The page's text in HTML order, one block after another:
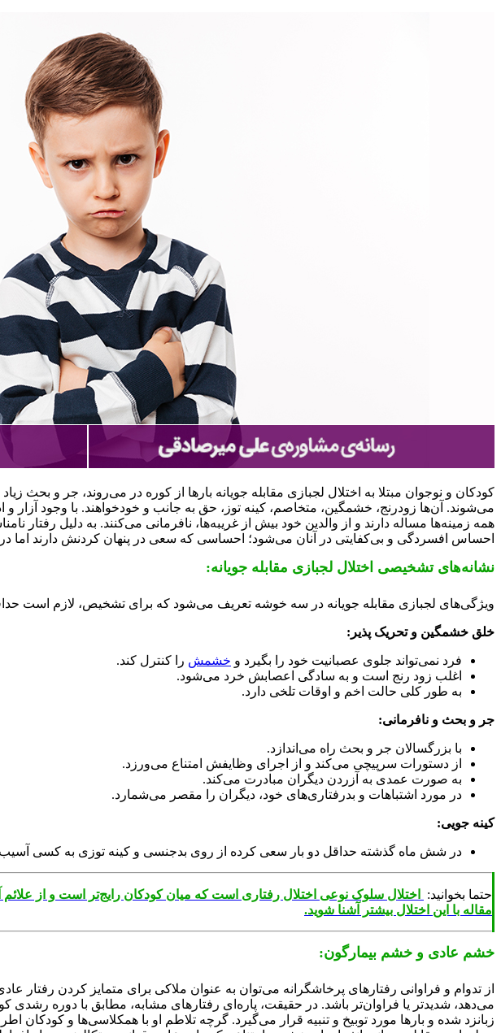
کودکان و نوجوان مبتلا به اختلال لجبازی مقابله جویانه بارها از کوره در می‌روند، جر و بحث
می‌شوند. آن‌ها زودرنج، خشمگین، متخاصم، کینه توز، حق به جانب و خودخواهند. با وجود آزار
همه زمینه‌ها مساله دارند و از والدین خود بیش از غریبه‌ها، نافرمانی می‌کنند. به دلیل
احساس افسردگی و بی‌کفایتی در آنان می‌شود؛ احساسی که سعی در پنهان کردنش دارند اما
نشانه‌های تشخیصی اختلال لجبازی مقابله جویانه:
ویژگی‌های لجبازی مقابله جویانه در سه خوشه تعریف می‌شود که برای تشخیص، لازم است حداقل چهار معیار از
خلق خشمگین و تحریک پذیر:
فرد نمی‌تواند جلوی عصبانیت خود را بگیرد و خشمش را کنترل کند.
اغلب زود رنج است و به سادگی اعصابش خرد می‌شود.
به طور کلی حالت اخم و اوقات تلخی دارد.
جر و بحث و نافرمانی:
با بزرگسالان جر و بحث راه می‌اندازد.
از دستورات سرپیچی می‌کند و از اجرای وظایفش امتناع می‌ورزد.
به صورت عمدی به آزردن دیگران مبادرت می‌کند.
در مورد اشتباهات و بدرفتاری‌های خود، دیگران را مقصر می‌شمارد.
کینه جویی:
در شش ماه گذشته حداقل دو بار سعی کرده از روی بدجنسی و کینه توزی به کسی آسیب
حتما بخوانید:
اختلال سلوک نوعی اختلال رفتاری است که میان کودکان رایج‌تر است و از
مقاله با این اختلال بیشتر آشنا شوید.
خشم عادی و خشم بیمارگون:
از تدوام و فراوانی رفتارهای پرخاشگرانه می‌توان به عنوان ملاکی برای متمایز کردن
می‌دهد، شدیدتر یا فراوان‌تر باشد. در حقیقت، پاره‌ای رفتارهای مشابه، مطابق با دوره
زبانزد شده و بارها مورد توبیخ و تنبیه قرار می‌گیرد. گرچه تلاطم او با همکلاسی‌ها و